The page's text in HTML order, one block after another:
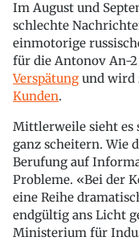
Im August und
schlechte
einmotorige
für die Antonov An-
Verspätung und wird
Kunden.
Mittlerweile sieht es
ganz scheitern. Wie
Berufung auf
Probleme. «Bei der
eine Reihe
endgültig ans Licht
Ministerium für